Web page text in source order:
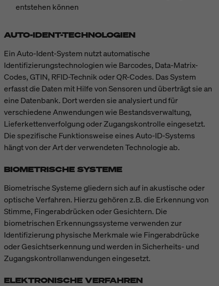
entstehen können
AUTO-IDENT-TECHNOLOGIEN
Ein Auto-Ident-System nutzt automatische
Identifizierungstechnologien wie Barcodes, Data-Matrix-
Codes, GTIN, RFID-Technik oder QR-Codes. Das System
erfasst die Daten mit Hilfe von Sensoren und überträgt sie an
eine Datenbank. Dort werden sie analysiert und für
verschiedene Anwendungen wie Bestandsverwaltung,
Lieferkettenverfolgung oder Zugangskontrolle eingesetzt.
Die spezifische Funktionsweise eines Auto-ID-Systems
hängt von der Art der verwendeten Technologie ab.
BIOMETRISCHE SYSTEME
Biometrische Systeme gliedern sich auf in akustische oder
optische Verfahren. Hierzu gehören z.B. die Erkennung von
Stimme, Fingerabdrücken oder Gesichtern. Die
biometrischen Erkennungssysteme verwenden zur
Identifizierung physische Merkmale wie Fingerabdrücke
oder Gesichtserkennung und werden in Sicherheits- und
Zugangskontrollanwendungen eingesetzt.
ELEKTRONISCHE VERFAHREN